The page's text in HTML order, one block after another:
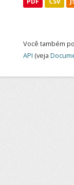
Você também
API (veja